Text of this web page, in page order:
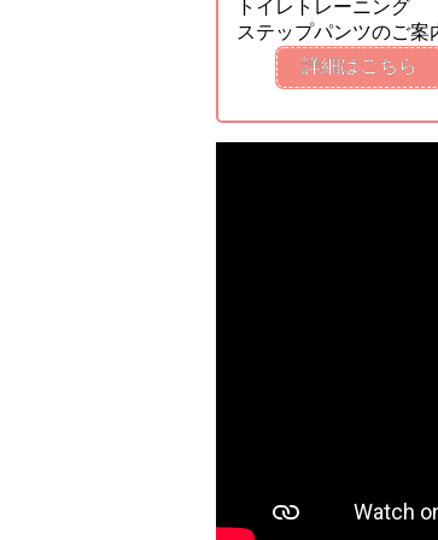
トイレトレーニング
ステップパンツのご案
詳細はこちら